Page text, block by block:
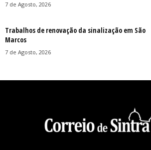
7 de Agosto, 2026
Trabalhos de renovação da sinalização em São
Marcos
7 de Agosto, 2026